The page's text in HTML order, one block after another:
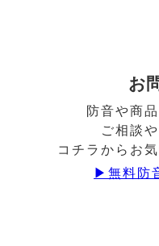
お
防音や商
ご相談
コチラからお
▶︎無料防